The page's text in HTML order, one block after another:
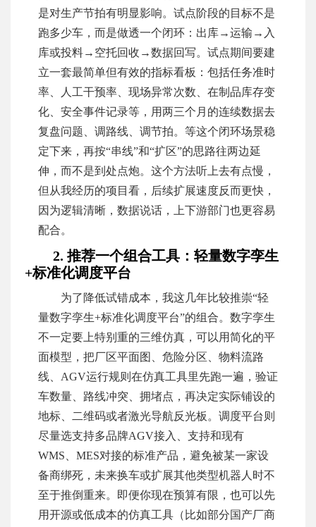
是对生产节拍有明显影响。试点阶段的目标不是
跑多少车，而是做透一个闭环：出库→运输→入
库或投料→空托回收→数据回写。试点期间要建
立一套最简单但有效的指标看板：包括任务准时
率、人工干预率、现场异常次数、在制品库存变
化、安全事件记录等，用两三个月的连续数据去
复盘问题、调路线、调节拍。等这个闭环场景稳
定下来，再按“串线”和“扩区”的思路往两边延
伸，而不是到处点炮。这个方法听上去有点慢，
但从我经历的项目看，后续扩展速度反而更快，
因为逻辑清晰，数据说话，上下游部门也更容易
配合。
2. 推荐一个组合工具：轻量数字孪生
+标准化调度平台
为了降低试错成本，我这几年比较推崇“轻
量数字孪生+标准化调度平台”的组合。数字孪生
不一定要上特别重的三维仿真，可以用简化的平
面模型，把厂区平面图、危险分区、物料流路
线、AGV运行规则在仿真工具里先跑一遍，验证
车数量、路线冲突、拥堵点，再决定实际铺设的
地标、二维码或者激光导航反光板。调度平台则
尽量选支持多品牌AGV接入、支持和现有
WMS、MES对接的标准产品，避免被某一家设
备商绑死，未来换车或扩展其他类型机器人时不
至于推倒重来。即便你现在预算有限，也可以先
用开源或低成本的仿真工具（比如部分国产厂商